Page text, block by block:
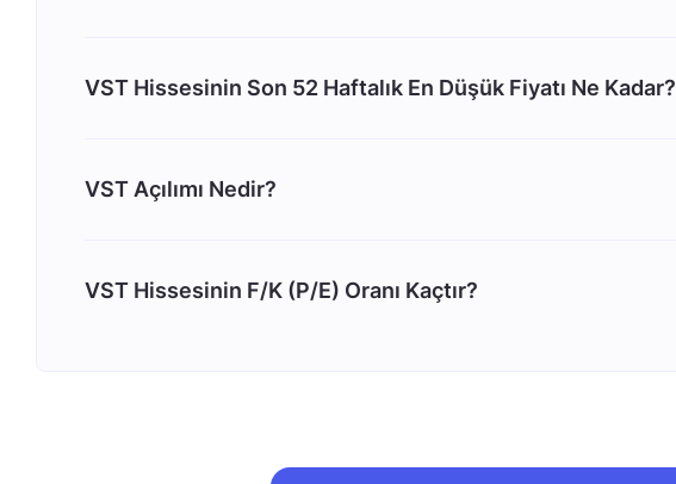
VST Hissesinin Son 52 Haftalık En Düşük Fiyatı Ne Kadar?
VST Açılımı Nedir?
VST Hissesinin F/K (P/E) Oranı Kaçtır?